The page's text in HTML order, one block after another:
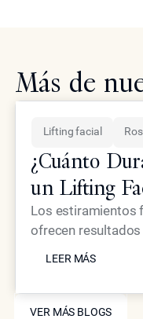
Más de
VER MÁS BLOGS
VER MÁS BLOGS
Lifting facial
¿Cuánto
un Lifting
Profundo?
Los estiramientos
ofrecen resultados
una cirugía y un
una mejora
LEER MÁS
LEER MÁS